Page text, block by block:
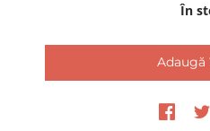
În